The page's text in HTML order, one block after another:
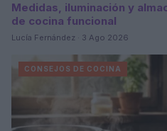
Medidas, iluminación y
de cocina funcional
Lucía Fernández · 3 Ago 2026
CONSEJOS DE COCINA